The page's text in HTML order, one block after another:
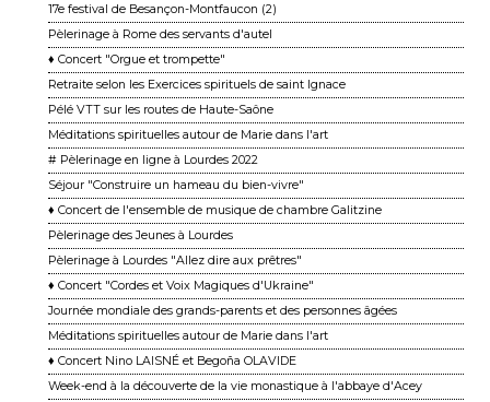
17e festival de Besançon-Montfaucon (2)
Pèlerinage à Rome des servants d'autel
♦ Concert "Orgue et trompette"
Retraite selon les Exercices spirituels de saint Ignace
Pélé VTT sur les routes de Haute-Saône
Méditations spirituelles autour de Marie dans l'art
# Pèlerinage en ligne à Lourdes 2022
Séjour "Construire un hameau du bien-vivre"
♦ Concert de l'ensemble de musique de chambre Galitzine
Pèlerinage des Jeunes à Lourdes
Pèlerinage à Lourdes "Allez dire aux prêtres"
♦ Concert "Cordes et Voix Magiques d'Ukraine"
Journée mondiale des grands-parents et des personnes âgées
Méditations spirituelles autour de Marie dans l'art
♦ Concert Nino LAISNÉ et Begoña OLAVIDE
Week-end à la découverte de la vie monastique à l'abbaye d'Acey